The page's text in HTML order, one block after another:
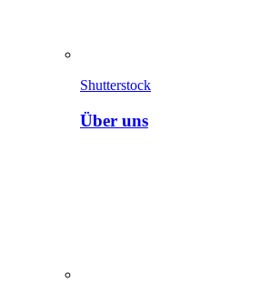
Shutterstock
Über uns